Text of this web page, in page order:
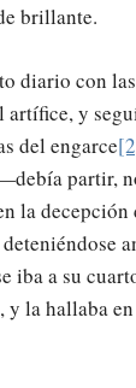
brillante.
diario con
artífice, y
del engarce
partir,
la
iba a su
la hallaba